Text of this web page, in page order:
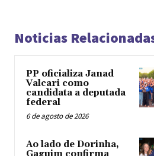
Noticias
PP oficializa Janad
Valcari como
candidata a deputada
federal
6 de agosto de 2026
Ao lado de Dorinha,